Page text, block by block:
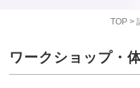
TOP>
ワークショップ・